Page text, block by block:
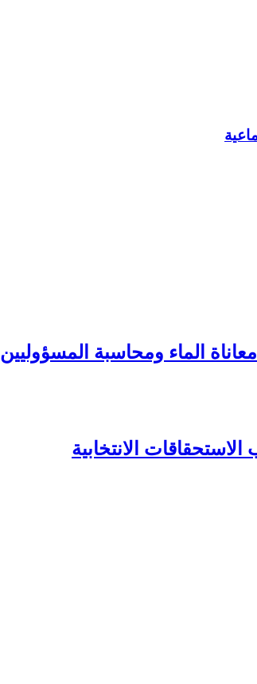
الماء ومحاسبة المسؤوليين
الانتخابية